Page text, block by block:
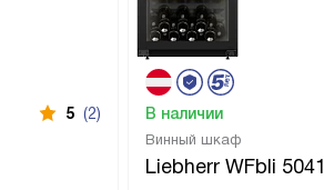
5 (2)
Винный шкаф
Liebherr WFbli 5041
В наличии